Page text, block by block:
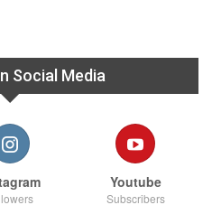
Social Media
Youtube
Subscribers